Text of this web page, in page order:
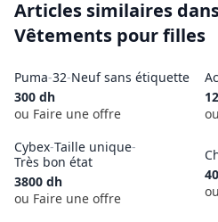
Articles similaires
Vêtements pour filles
Puma-32-Neuf sans étiquette
300 dh
ou Faire une offre
Cybex-Taille unique-
Très bon état
3800 dh
ou Faire une offre
40